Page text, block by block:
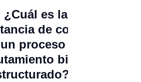
¿Cuál es la
de contar
proceso de
bien